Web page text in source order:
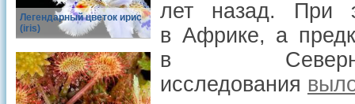
Легендарный цветок ирис
(iris)
лет назад. При
в Африке, а
в
исследования